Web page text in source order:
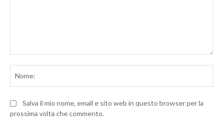
Salva il mio nome, email e sito web in questo browser per la
prossima volta che commento.